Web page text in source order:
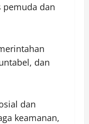
pemuda dan
dan
dan
keamanan,